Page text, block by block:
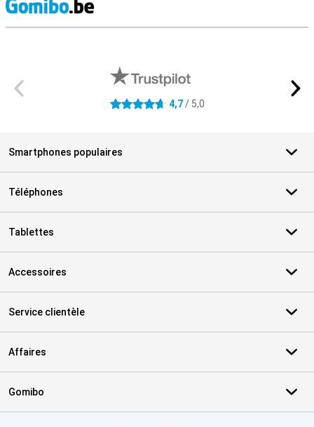
4.7 étoiles 4,7/ 5,0
Smartphones populaires
Téléphones
Tablettes
Accessoires
Service clientèle
Affaires
Gomibo